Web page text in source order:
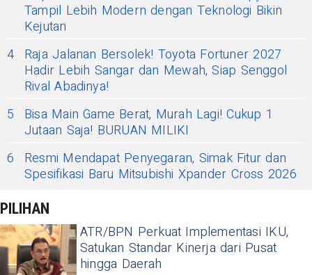
Tampil Lebih Modern dengan Teknologi Bikin
Kejutan
4 Raja Jalanan Bersolek! Toyota Fortuner 2027
Hadir Lebih Sangar dan Mewah, Siap Senggol
Rival Abadinya!
5
Bisa Main Game Berat, Murah Lagi! Cukup 1
Jutaan Saja! BURUAN MILIKI
6
Resmi Mendapat Penyegaran, Simak Fitur dan
Spesifikasi Baru Mitsubishi Xpander Cross 2026
PILIHAN
ATR/BPN Perkuat Implementasi IKU,
Satukan Standar Kinerja dari Pusat
hingga Daerah